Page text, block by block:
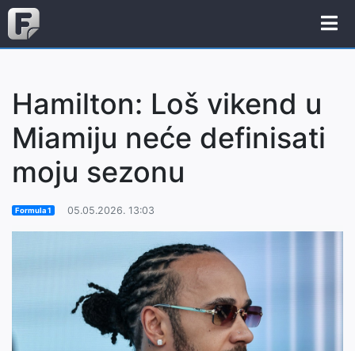
Hamilton: Loš vikend u
Miamiju neće definisati
moju sezonu
Formula 1 05.05.2026. 13:03